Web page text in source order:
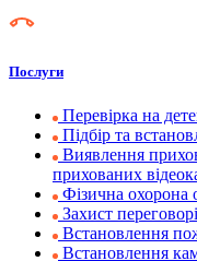
Послуги
Перевірка на
Підбір та
Виявлення
прихованих
Фізична охорона
Захист
Встановлення
Встановлення